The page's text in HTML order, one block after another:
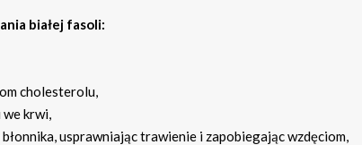
białej fasoli:
cholesterolu,
krwi,
błonnika, usprawniając trawienie i zapobiegając wzdęciom,